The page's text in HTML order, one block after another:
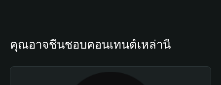
คุณอาจชื่นชอบคอนเทนต์เหล่านี้